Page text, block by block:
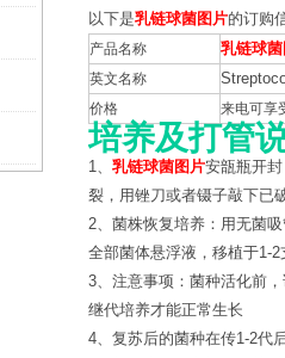
以下是乳链球菌图片的订购
产品名称
乳链球
英文名称
价格
来电可享
培养及打管
1、 乳链球菌图片安瓿瓶开
裂，用锉刀或者镊子敲下已
2、菌株恢复培养：用无菌
全部菌体悬浮液，移植于1-
3、注意事项：菌种活化前
继代培养才能正常生长
4、复苏后的菌种在传1-2代